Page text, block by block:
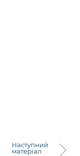
Наступний
матеріал